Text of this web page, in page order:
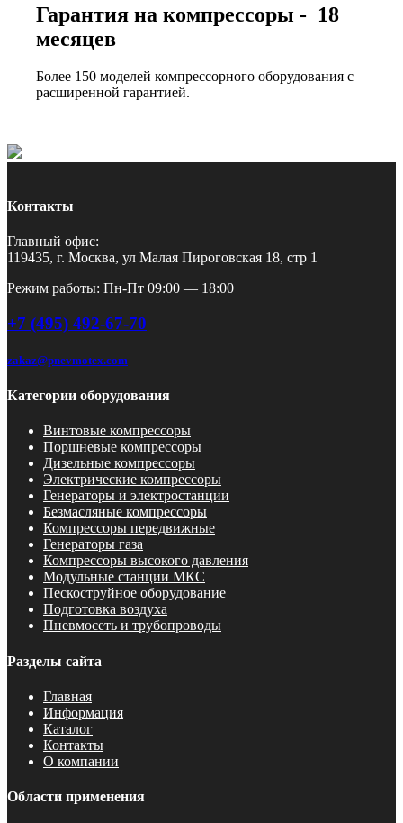
Гарантия на компрессоры - 18
месяцев
Более 150 моделей компрессорного оборудования с
расширенной гарантией.
Контакты
Главный офис:
119435, г. Москва, ул Малая Пироговская 18, стр 1
Режим работы: Пн-Пт 09:00 — 18:00
+7 (495) 492-67-70
zakaz@pnevmotex.com
Категории оборудования
Винтовые компрессоры
Поршневые компрессоры
Дизельные компрессоры
Электрические компрессоры
Генераторы и электростанции
Безмасляные компрессоры
Компрессоры передвижные
Генераторы газа
Компрессоры высокого давления
Модульные станции МКС
Пескоструйное оборудование
Подготовка воздуха
Пневмосеть и трубопроводы
Разделы сайта
Главная
Информация
Каталог
Контакты
О компании
Области применения